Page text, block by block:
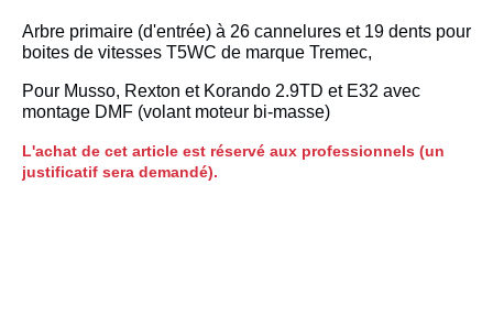
Arbre primaire (d'entrée) à 26 cannelures et 19 dents pour
boites de vitesses T5WC de marque Tremec,
Pour Musso, Rexton et Korando 2.9TD et E32 avec
montage DMF (volant moteur bi-masse)
L'achat de cet article est réservé aux professionnels (un
justificatif sera demandé).